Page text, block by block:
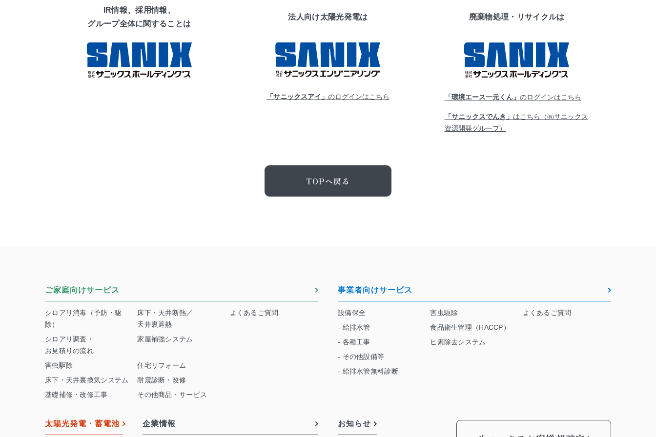
お問い合わせ
IR情報、採用情報、
グループ全体に関することは
法人向け太陽光発電は
「サニックスアイ」 のログインはこちら
廃棄物処理・リサイクルは
「環境エース一元くん」 のログインはこちら
「サニックスでんき」 はこちら（㈱サニックス
資源開発グループ）
TOPへ戻る
ご家庭向けサービス
シロアリ消毒（予防・駆
除）
シロアリ調査・
お見積りの流れ
害虫駆除
床下・天井裏換気システム
基礎補修・改修工事
床下・天井断熱／
天井裏遮熱
家屋補強システム
住宅リフォーム
耐震診断・改修
その他商品・サービス
よくあるご質問
事業者向けサービス
設備保全
- 給排水管
- 各種工事
- その他設備等
- 給排水管無料診断
害虫駆除
食品衛生管理（HACCP）
ヒ素除去システム
よくあるご質問
太陽光発電・蓄電池 企業情報 お知らせ